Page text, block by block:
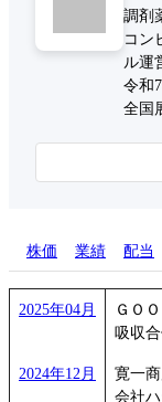
調剤
コン
ル運
令和
全国
株価 業績 配当
2025年04月
ＧＯ
吸収合
2024年12月
寛一
会社